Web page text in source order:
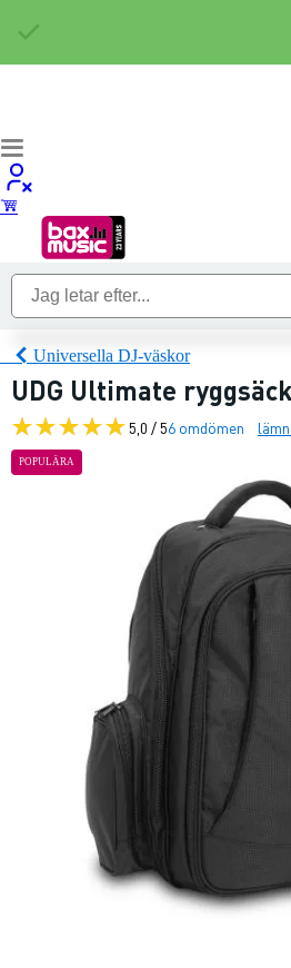
Universella DJ-väskor
UDG Ultimate
5,0 / 56 omdömen
POPULÄRA